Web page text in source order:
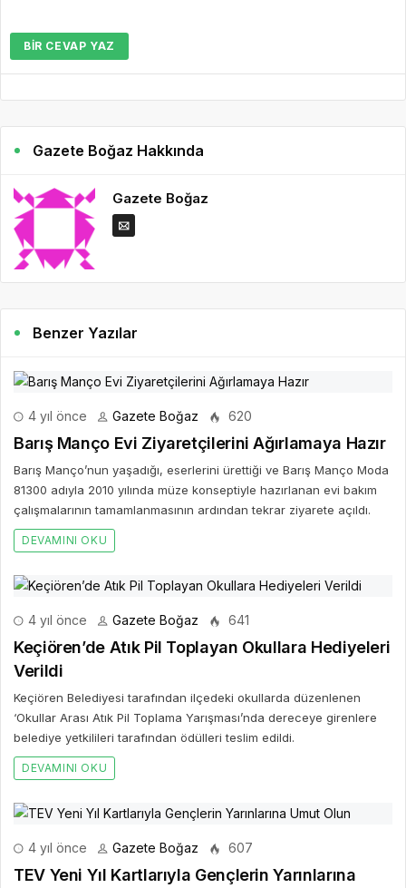
BIR CEVAP YAZ
Gazete Boğaz Hakkında
Gazete Boğaz
Benzer Yazılar
4 yıl önce Gazete Boğaz 620
Barış Manço Evi Ziyaretçilerini Ağırlamaya Hazır
Barış Manço’nun yaşadığı, eserlerini ürettiği ve Barış Manço Moda
81300 adıyla 2010 yılında müze konseptiyle hazırlanan evi bakım
çalışmalarının tamamlanmasının ardından tekrar ziyarete açıldı.
DEVAMINI OKU
4 yıl önce Gazete Boğaz 641
Keçiören’de Atık Pil Toplayan Okullara Hediyeleri
Verildi
Keçiören Belediyesi tarafından ilçedeki okullarda düzenlenen
‘Okullar Arası Atık Pil Toplama Yarışması’nda dereceye girenlere
belediye yetkilileri tarafından ödülleri teslim edildi.
DEVAMINI OKU
4 yıl önce Gazete Boğaz 607
TEV Yeni Yıl Kartlarıyla Gençlerin Yarınlarına